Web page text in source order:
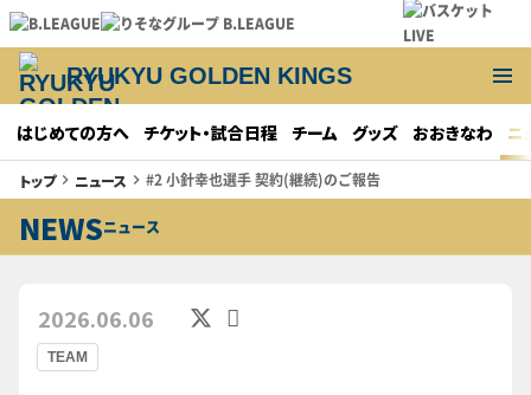
RYUKYU GOLDEN KINGS
はじめての方へ チケット・試合日程 チーム グッズ おおきなわ ニ
トップkeyboard_arrow_right ニュース keyboard_arrow_right #2 小針幸也選手 契約(継続)のご報告
NEWSニュース
TEAM
2026.06.06